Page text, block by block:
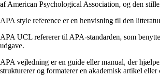
af American Psychological Association, og den
APA style reference er en henvisning til den
APA UCL refererer til APA-standarden, som
udgave.
APA vejledning er en guide eller manual, der
strukturerer og formaterer en akademisk artikel